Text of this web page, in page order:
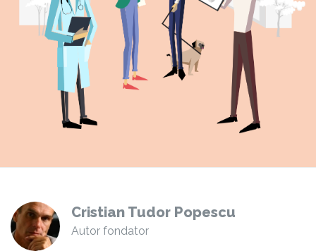
Cristian Tudor Popescu
Autor fondator